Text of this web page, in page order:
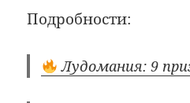
Подробности:
Лудомания: 9